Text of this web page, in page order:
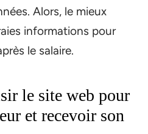
Alors, le mieux
informations pour
le salaire.
le site web pour
et recevoir son